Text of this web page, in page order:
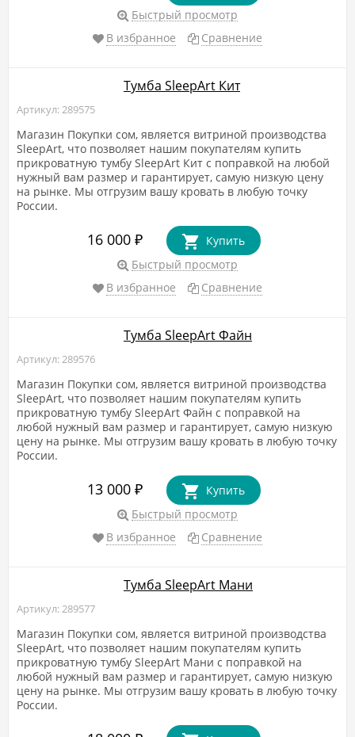
Быстрый просмотр
В избранное
Сравнение
Тумба SleepArt Кит
Артикул: 289575
Магазин Покупки сом, является витриной производства
SleepArt, что позволяет нашим покупателям купить
прикроватную тумбу SleepArt Кит с поправкой на любой
нужный вам размер и гарантирует, самую низкую цену
на рынке. Мы отгрузим вашу кровать в любую точку
России.
16 000 ₽
Купить
Быстрый просмотр
В избранное
Сравнение
Тумба SleepArt Файн
Артикул: 289576
Магазин Покупки сом, является витриной производства
SleepArt, что позволяет нашим покупателям купить
прикроватную тумбу SleepArt Файн с поправкой на
любой нужный вам размер и гарантирует, самую низкую
цену на рынке. Мы отгрузим вашу кровать в любую точку
России.
13 000 ₽
Купить
Быстрый просмотр
В избранное
Сравнение
Тумба SleepArt Мани
Артикул: 289577
Магазин Покупки сом, является витриной производства
SleepArt, что позволяет нашим покупателям купить
прикроватную тумбу SleepArt Мани с поправкой на
любой нужный вам размер и гарантирует, самую низкую
цену на рынке. Мы отгрузим вашу кровать в любую точку
России.